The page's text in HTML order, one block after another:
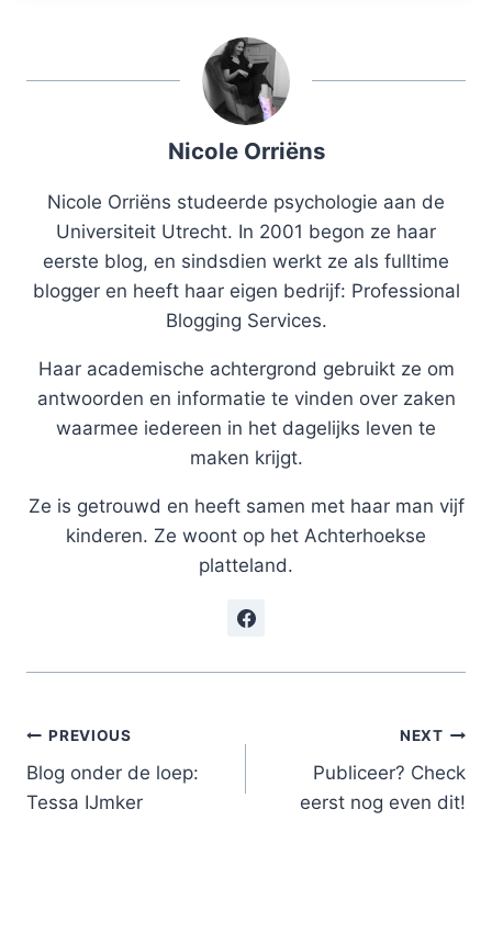
Nicole Orriëns
Nicole Orriëns studeerde psychologie aan de
Universiteit Utrecht. In 2001 begon ze haar
eerste blog, en sindsdien werkt ze als fulltime
blogger en heeft haar eigen bedrijf: Professional
Blogging Services.
Haar academische achtergrond gebruikt ze om
antwoorden en informatie te vinden over zaken
waarmee iedereen in het dagelijks leven te
maken krijgt.
Ze is getrouwd en heeft samen met haar man vijf
kinderen. Ze woont op het Achterhoekse
platteland.
Post
navigation
PREVIOUS
Blog onder de loep:
Tessa IJmker
NEXT
Publiceer? Check
eerst nog even dit!